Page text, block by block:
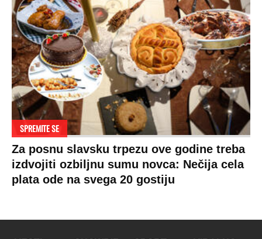
SPREMITE SE
Za posnu slavsku trpezu ove godine treba
izdvojiti ozbiljnu sumu novca: Nečija cela
plata ode na svega 20 gostiju